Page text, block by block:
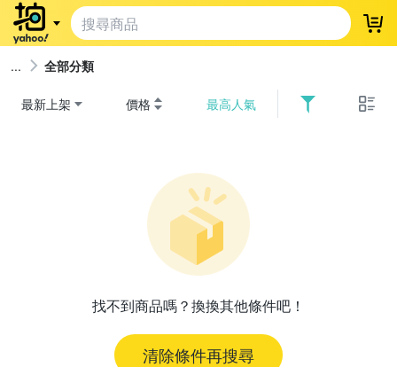
登
全部分類
最新上架 價格 最高人氣
找不到商品嗎？換換其他條件吧！
清除條件再搜尋